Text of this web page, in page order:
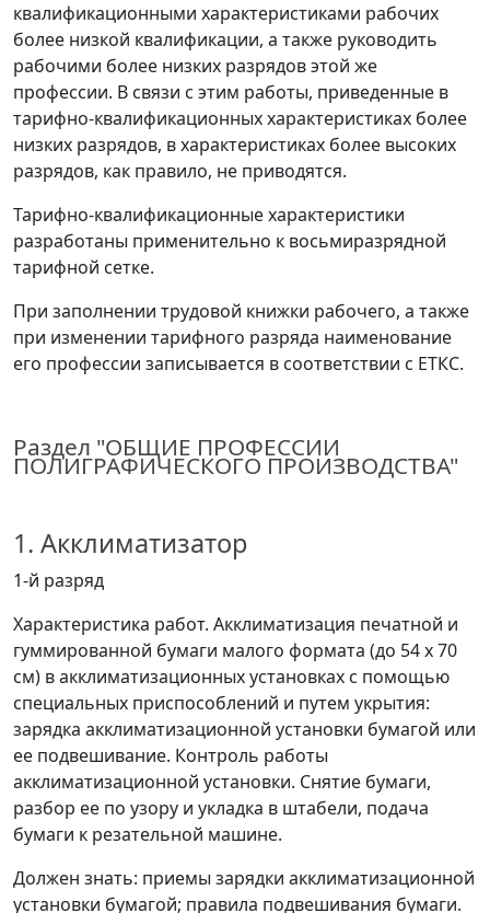
квалификационными характеристиками рабочих
более низкой квалификации, а также руководить
рабочими более низких разрядов этой же
профессии. В связи с этим работы, приведенные в
тарифно-квалификационных характеристиках более
низких разрядов, в характеристиках более высоких
разрядов, как правило, не приводятся.
Тарифно-квалификационные характеристики
разработаны применительно к восьмиразрядной
тарифной сетке.
При заполнении трудовой книжки рабочего, а также
при изменении тарифного разряда наименование
его профессии записывается в соответствии с ЕТКС.
Раздел "ОБЩИЕ ПРОФЕССИИ
ПОЛИГРАФИЧЕСКОГО ПРОИЗВОДСТВА"
1. Акклиматизатор
1-й разряд
Характеристика работ. Акклиматизация печатной и
гуммированной бумаги малого формата (до 54 x 70
см) в акклиматизационных установках с помощью
специальных приспособлений и путем укрытия:
зарядка акклиматизационной установки бумагой или
ее подвешивание. Контроль работы
акклиматизационной установки. Снятие бумаги,
разбор ее по узору и укладка в штабели, подача
бумаги к резательной машине.
Должен знать: приемы зарядки акклиматизационной
установки бумагой; правила подвешивания бумаги.